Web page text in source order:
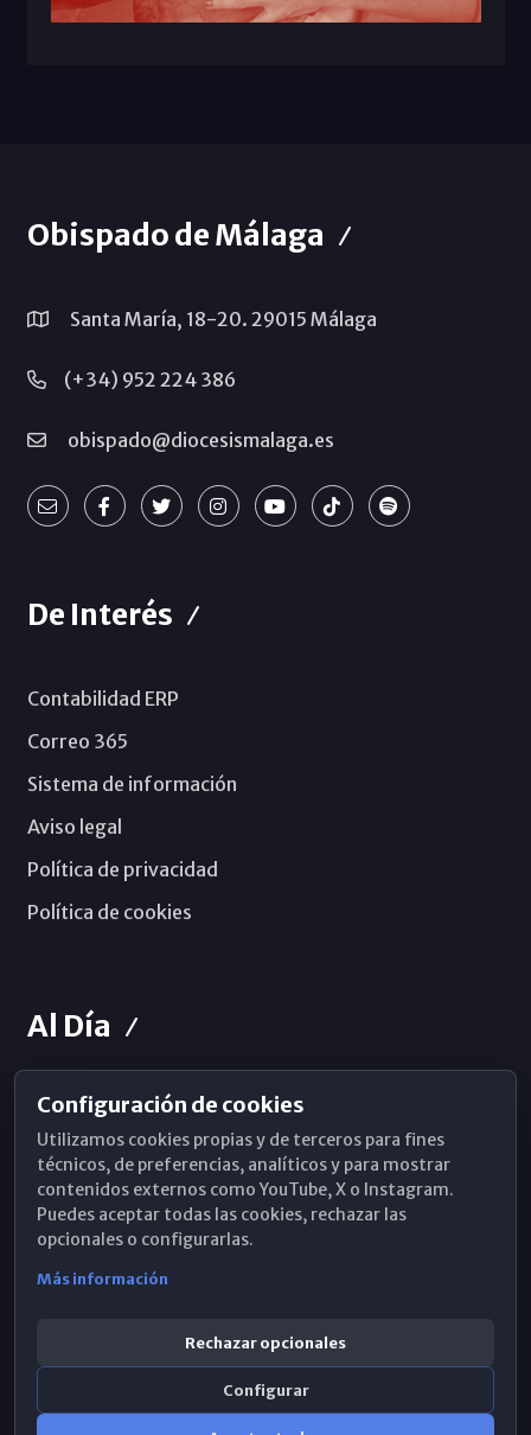
Obispado de Málaga
Santa María, 18-20. 29015 Málaga
(+34) 952 224 386
obispado@diocesismalaga.es
De Interés
Contabilidad ERP
Correo 365
Sistema de información
Aviso legal
Política de privacidad
Política de cookies
Al Día
Horarios de Misa
Hemeroteca
WhatsApp
Configuración de cookies
Utilizamos cookies propias y de terceros para fines
técnicos, de preferencias, analíticos y para mostrar
contenidos externos como YouTube, X o Instagram.
Puedes aceptar todas las cookies, rechazar las
opcionales o configurarlas.
Más información
Rechazar opcionales
Configurar